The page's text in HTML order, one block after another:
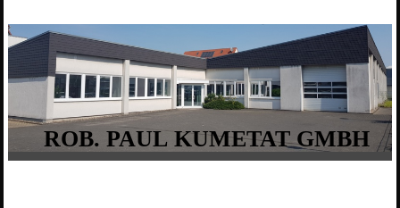
ROB. PAUL KUMETAT GMBH